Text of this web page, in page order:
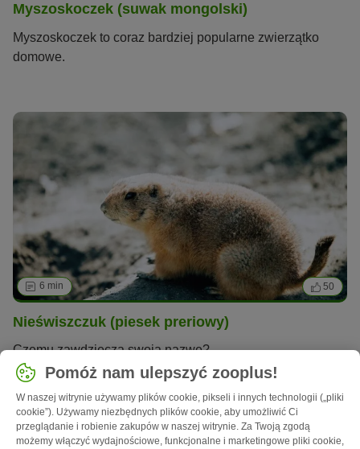
Myszoskoczek (suwak mongolski)
Myszoskoczek to coraz bardziej popularne zwierzątko
domowe.
6 min 50
Nieświszczuk (piesek preriowy)
Czemu zawdzięcza swoją nazwę?
Pomóż nam ulepszyć zooplus!
W naszej witrynie używamy plików cookie, pikseli i innych technologii („pliki
cookie”). Używamy niezbędnych plików cookie, aby umożliwić Ci
przeglądanie i robienie zakupów w naszej witrynie. Za Twoją zgodą
możemy włączyć wydajnościowe, funkcjonalne i marketingowe pliki cookie,